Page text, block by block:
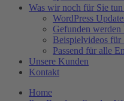
Was wir noch für Sie
WordPress
Gefunden
Beispielvideos für
Passend für alle
Unsere Kunden
Kontakt
Home